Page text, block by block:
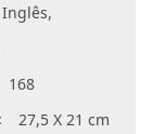
Inglês,
168
27,5 X 21 cm